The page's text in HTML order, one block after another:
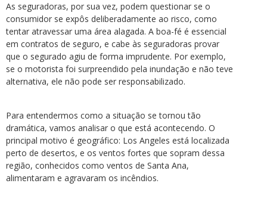
As seguradoras, por sua vez, podem questionar se o
consumidor se expôs deliberadamente ao risco, como
tentar atravessar uma área alagada. A boa-fé é essencial
em contratos de seguro, e cabe às seguradoras provar
que o segurado agiu de forma imprudente. Por exemplo,
se o motorista foi surpreendido pela inundação e não teve
alternativa, ele não pode ser responsabilizado.
Para entendermos como a situação se tornou tão
dramática, vamos analisar o que está acontecendo. O
principal motivo é geográfico: Los Angeles está localizada
perto de desertos, e os ventos fortes que sopram dessa
região, conhecidos como ventos de Santa Ana,
alimentaram e agravaram os incêndios.